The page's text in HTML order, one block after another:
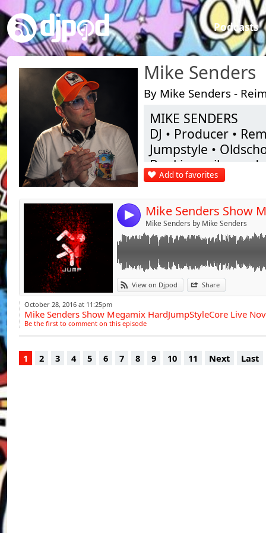
Podcasts
Mike Senders
By Mike Senders -
MIKE SENDERS
DJ • Producer •
Jumpstyle •
Booking
Originaire de
17 ans.
électroniques, il
musique une
En 2005, il
Jumpstyle est
ouvre les portes
En 2009, il signe
Add to favorites
4 Mike Senders by Mike Senders
View on Djpod Share
Link:
Widget:
Share:
Post:
Send by
October 28, 2016 at 11:25pm
Mike Senders Show Megamix HardJumpStyleCore Live
Be the first to comment on this episode
1 2 3 4 5 6 7 8 9 10 11 Next Last